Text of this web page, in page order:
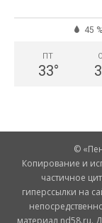
45 %
ПТ
33°
©
Копирование и
частичное
гиперссылки на